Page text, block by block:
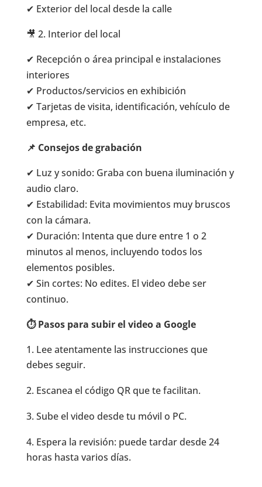
✔ Exterior del local desde la calle
🎥 2. Interior del local
✔ Recepción o área principal e instalaciones
interiores
✔ Productos/servicios en exhibición
✔ Tarjetas de visita, identificación, vehículo de
empresa, etc.
📌 Consejos de grabación
✔ Luz y sonido: Graba con buena iluminación y
audio claro.
✔ Estabilidad: Evita movimientos muy bruscos
con la cámara.
✔ Duración: Intenta que dure entre 1 o 2
minutos al menos, incluyendo todos los
elementos posibles.
✔ Sin cortes: No edites. El video debe ser
continuo.
⏱️ Pasos para subir el video a Google
Lee atentamente las instrucciones que
debes seguir.
Escanea el código QR que te facilitan.
Sube el video desde tu móvil o PC.
Espera la revisión: puede tardar desde 24
horas hasta varios días.